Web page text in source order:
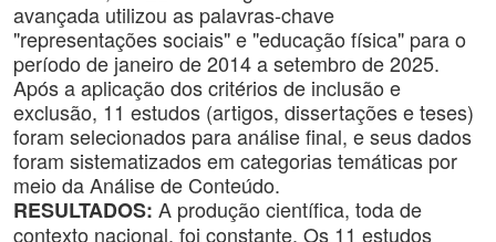
avançada utilizou as palavras-chave
"representações sociais" e "educação física" para o
período de janeiro de 2014 a setembro de 2025.
Após a aplicação dos critérios de inclusão e
exclusão, 11 estudos (artigos, dissertações e teses)
foram selecionados para análise final, e seus dados
foram sistematizados em categorias temáticas por
meio da Análise de Conteúdo.
RESULTADOS: A produção científica, toda de
contexto nacional, foi constante. Os 11 estudos